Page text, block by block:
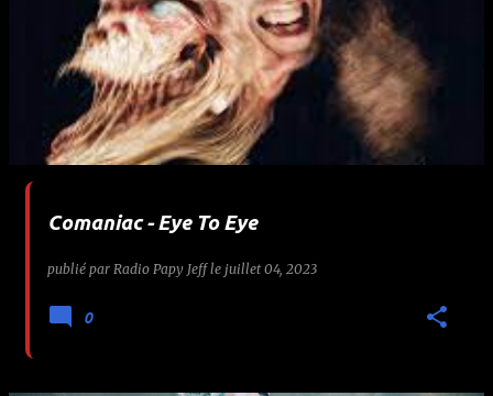
Comaniac - Eye To Eye
publié par Radio Papy Jeff le juillet 04, 2023
0